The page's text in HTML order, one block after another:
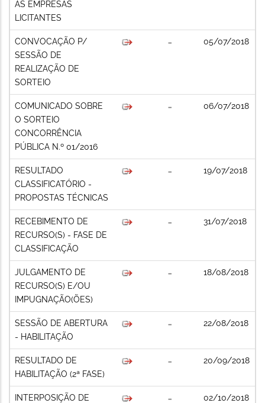
ÀS EMPRESAS
LICITANTES
CONVOCAÇÃO P/
SESSÃO DE
REALIZAÇÃO DE
SORTEIO
05/07/2018
COMUNICADO SOBRE
O SORTEIO
CONCORRÊNCIA
PÚBLICA N.º 01/2016
06/07/2018
RESULTADO
CLASSIFICATÓRIO -
PROPOSTAS TÉCNICAS
19/07/2018
RECEBIMENTO DE
RECURSO(S) - FASE DE
CLASSIFICAÇÃO
31/07/2018
JULGAMENTO DE
RECURSO(S) E/OU
IMPUGNAÇÃO(ÕES)
18/08/2018
SESSÃO DE ABERTURA
- HABILITAÇÃO
22/08/2018
RESULTADO DE
HABILITAÇÃO (2ª FASE)
20/09/2018
INTERPOSIÇÃO DE
02/10/2018